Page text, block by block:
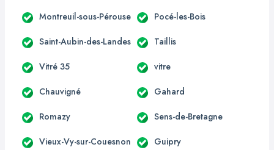
Montreuil-sous-Pérouse Pocé-les-Bois
Saint-Aubin-des-Landes Taillis
Vitré 35 vitre
Chauvigné Gahard
Romazy Sens-de-Bretagne
Vieux-Vy-sur-Couesnon Guipry